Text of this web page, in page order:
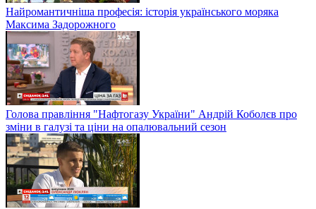
Найромантичніша професія: історія українського моряка
Максима Задорожного
Голова правління "Нафтогазу України" Андрій Коболєв про
зміни в галузі та ціни на опалювальний сезон